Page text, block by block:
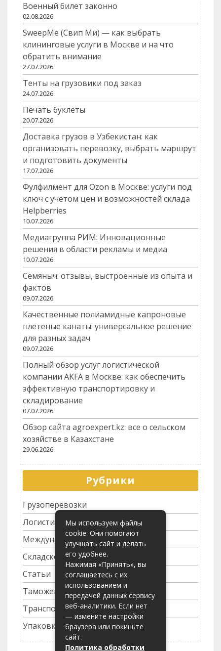
Военный билет законно
02.08.2026
SweepMe (Свип Ми) — как выбрать
клининговые услуги в Москве и на что
обратить внимание
27.07.2026
Тенты на грузовики под заказ
24.07.2026
Печать буклеты
20.07.2026
Доставка грузов в Узбекистан: как
организовать перевозку, выбрать маршрут
и подготовить документы
17.07.2026
Фулфилмент для Ozon в Москве: услуги под
ключ с учетом цен и возможностей склада
Helpberries
10.07.2026
Медиагруппа РИМ: Инновационные
решения в области рекламы и медиа
10.07.2026
Семяныч: отзывы, выстроенные из опыта и
фактов
09.07.2026
Качественные полиамидные капроновые
плетеные канаты: универсальное решение
для разных задач
09.07.2026
Полный обзор услуг логистической
компании AKFA в Москве: как обеспечить
эффективную транспортировку и
складирование
07.07.2026
Обзор сайта agroexpert.kz: все о сельском
хозяйстве в Казахстане
29.06.2026
Рубрики
Грузоперевозки
Логистика
Международные перевозки
Складское хозяйство
Статьи
Таможенное оформление
Транспортные услуги
Упаковка грузов
Мы используем файлы
cookie. Они помогают
улучшать сайт и делать
его удобнее.
Нажимая «Принять», вы
соглашаетесь с их
использованием и
передачей данных сервису
веб-аналитики. Если нет
— измените настройки
браузера или покиньте
сайт.
Политика обработки